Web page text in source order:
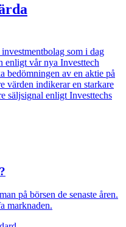
som i dag
enligt vår nya Investtech
bedömningen av en aktie på
värden indikerar en starkare
säljsignal enligt Investtechs
på börsen de senaste åren.
marknaden.